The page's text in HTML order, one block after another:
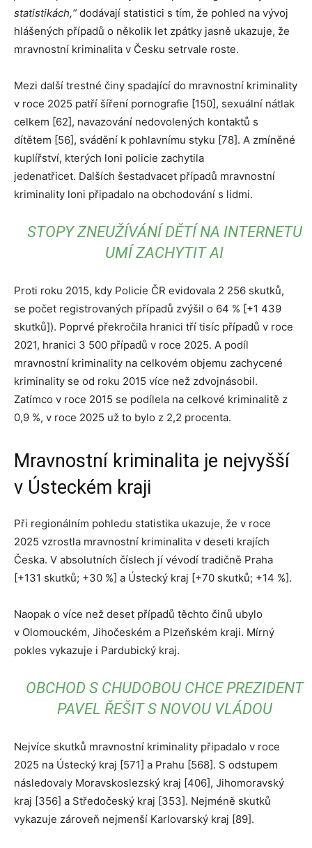
statistikách,“dodávají statistici s tím, že pohled na vývoj
hlášených případů o několik let zpátky jasně ukazuje, že
mravnostní kriminalita v Česku setrvale roste.
Mezi další trestné činy spadající do mravnostní kriminality
v roce 2025 patří šíření pornografie [150], sexuální nátlak
celkem [62], navazování nedovolených kontaktů s
dítětem [56], svádění k pohlavnímu styku [78]. A zmíněné
kuplířství, kterých loni policie zachytila
jedenatřicet. Dalších šestadvacet případů mravnostní
kriminality loni připadalo na obchodování s lidmi.
STOPY ZNEUŽÍVÁNÍ DĚTÍ NA INTERNETU
UMÍ ZACHYTIT AI
Proti roku 2015, kdy Policie ČR evidovala 2 256 skutků,
se počet registrovaných případů zvýšil o 64 % [+1 439
skutků]). Poprvé překročila hranici tří tisíc případů v roce
2021, hranici 3 500 případů v roce 2025. A podíl
mravnostní kriminality na celkovém objemu zachycené
kriminality se od roku 2015 více než zdvojnásobil.
Zatímco v roce 2015 se podílela na celkové kriminalitě z
0,9 %, v roce 2025 už to bylo z 2,2 procenta.
Mravnostní kriminalita je nejvyšší
v Ústeckém kraji
Při regionálním pohledu statistika ukazuje, že v roce
2025 vzrostla mravnostní kriminalita v deseti krajích
Česka. V absolutních číslech jí vévodí tradičně Praha
[+131 skutků; +30 %] a Ústecký kraj [+70 skutků; +14 %].
Naopak o více než deset případů těchto činů ubylo
v Olomouckém, Jihočeském a Plzeňském kraji. Mírný
pokles vykazuje i Pardubický kraj.
OBCHOD S CHUDOBOU CHCE PREZIDENT
PAVEL ŘEŠIT S NOVOU VLÁDOU
Nejvíce skutků mravnostní kriminality připadalo v roce
2025 na Ústecký kraj [571] a Prahu [568]. S odstupem
následovaly Moravskoslezský kraj [406], Jihomoravský
kraj [356] a Středočeský kraj [353]. Nejméně skutků
vykazuje zároveň nejmenší Karlovarský kraj [89].